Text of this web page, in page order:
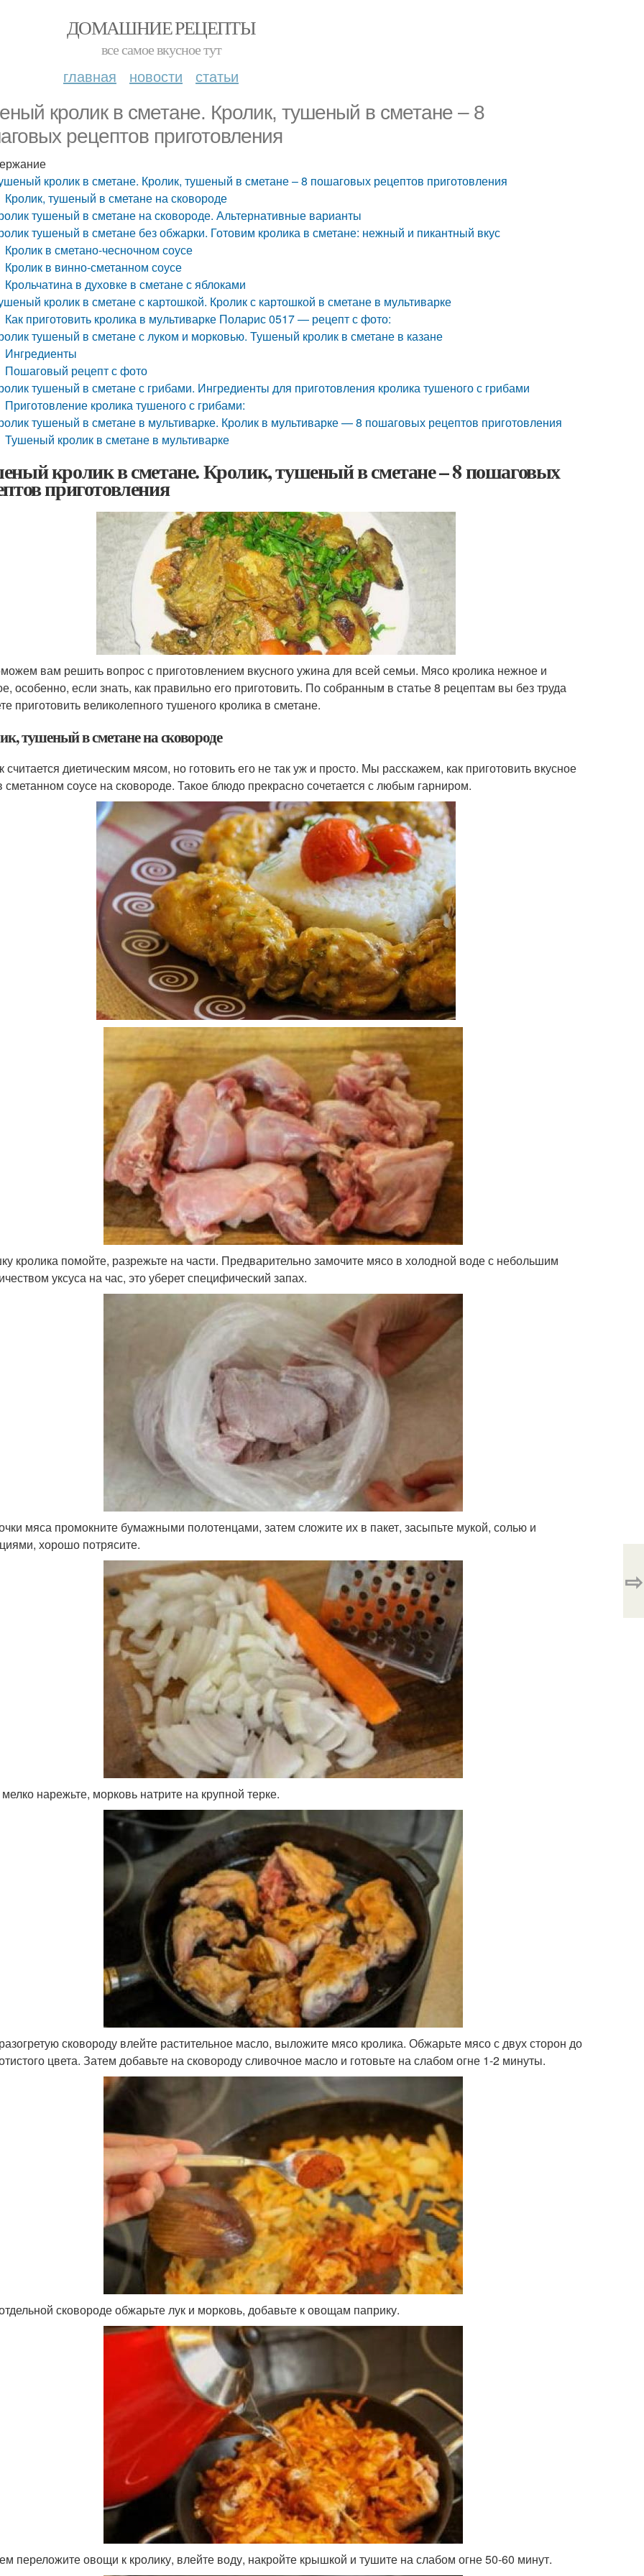
ДОМАШНИЕ РЕЦЕПТЫ
все самое вкусное тут
главная новости статьи
кролик в сметане. Кролик, тушеный в сметане – 8
рецептов приготовления
кролик в сметане. Кролик, тушеный в сметане – 8 пошаговых рецептов приготовления
Кролик, тушеный в сметане на сковороде
тушеный в сметане на сковороде. Альтернативные варианты
тушеный в сметане без обжарки. Готовим кролика в сметане: нежный и пикантный вкус
Кролик в сметано-чесночном соусе
Кролик в винно-сметанном соусе
Крольчатина в духовке в сметане с яблоками
кролик в сметане с картошкой. Кролик с картошкой в сметане в мультиварке
Как приготовить кролика в мультиварке Поларис 0517 — рецепт с фото:
тушеный в сметане с луком и морковью. Тушеный кролик в сметане в казане
Ингредиенты
Пошаговый рецепт с фото
тушеный в сметане с грибами. Ингредиенты для приготовления кролика тушеного с грибами
Приготовление кролика тушеного с грибами:
тушеный в сметане в мультиварке. Кролик в мультиварке — 8 пошаговых рецептов приготовления
Тушеный кролик в сметане в мультиварке
кролик в сметане. Кролик, тушеный в сметане – 8 пошаговых
приготовления
вам решить вопрос с приготовлением вкусного ужина для всей семьи. Мясо кролика нежное и
особенно, если знать, как правильно его приготовить. По собранным в статье 8 рецептам вы без труда
приготовить великолепного тушеного кролика в сметане.
тушеный в сметане на сковороде
считается диетическим мясом, но готовить его не так уж и просто. Мы расскажем, как приготовить вкусное
сметанном соусе на сковороде. Такое блюдо прекрасно сочетается с любым гарниром.
кролика помойте, разрежьте на части. Предварительно замочите мясо в холодной воде с небольшим
уксуса на час, это уберет специфический запах.
мяса промокните бумажными полотенцами, затем сложите их в пакет, засыпьте мукой, солью и
хорошо потрясите.
нарежьте, морковь натрите на крупной терке.
сковороду влейте растительное масло, выложите мясо кролика. Обжарьте мясо с двух сторон до
цвета. Затем добавьте на сковороду сливочное масло и готовьте на слабом огне 1-2 минуты.
сковороде обжарьте лук и морковь, добавьте к овощам паприку.
переложите овощи к кролику, влейте воду, накройте крышкой и тушите на слабом огне 50-60 минут.
⇨